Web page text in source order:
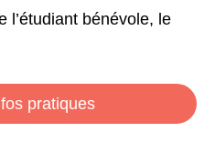
bénévole, le
pratiques